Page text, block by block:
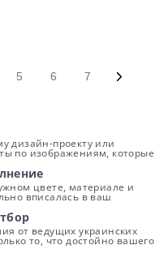
5 6 7
дизайн-проекту или
по изображениям, которые
цвете, материале и
вписалась в ваш
от ведущих украинских
то, что достойно вашего